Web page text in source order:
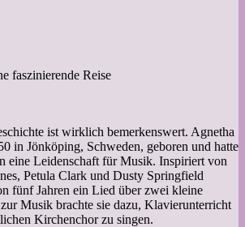
faszinierende Reise
ist wirklich bemerkenswert. Agnetha
in Jönköping, Schweden, geboren und hatte
eine Leidenschaft für Musik. Inspiriert von
Petula Clark und Dusty Springfield
fünf Jahren ein Lied über zwei kleine
Musik brachte sie dazu, Klavierunterricht
Kirchenchor zu singen.